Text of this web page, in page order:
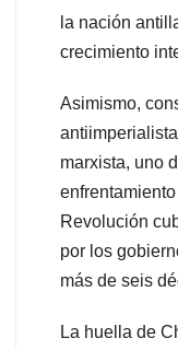
la nación
crecimiento
Asimismo,
marxista, uno
Revolución
por los
más de seis
La huella de